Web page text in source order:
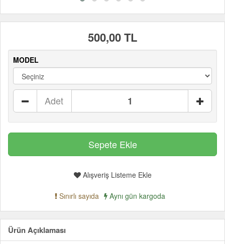
500,00 TL
MODEL
Adet
Alışveriş Listeme Ekle
Sınırlı sayıda Aynı gün kargoda
Ürün Açıklaması